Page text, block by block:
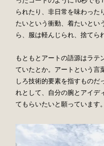
られたり、非日常を味わった
たいという衝動、着たいとい
ら、服は軽んじられ、捨てら
もともとアートの語源はラテ
ていたとか。アートという言
しろ技術的要素を指すものだ
れとして、自分の腕とアイデ
てもらいたいと願っています。